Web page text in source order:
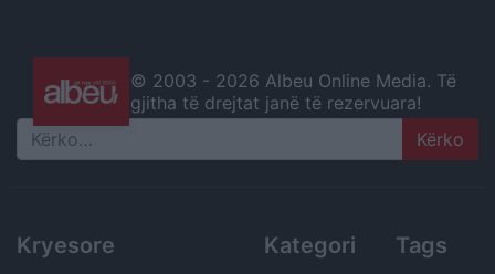
© 2003 - 2026 Albeu Online Media. Të
gjitha të drejtat janë të rezervuara!
Search
Kryesore Kategori Tags